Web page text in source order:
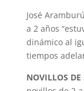
José
a 2 años
dinámico al
tiempos
NOVILLOS